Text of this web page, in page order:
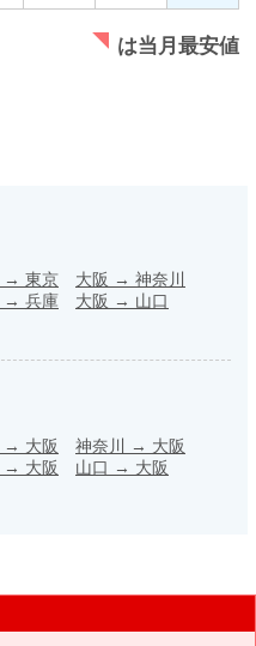
は当月最安値
→ 東京 大阪 → 神奈川
→ 兵庫 大阪 → 山口
→ 大阪 神奈川 → 大阪
→ 大阪 山口 → 大阪